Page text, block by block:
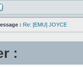
: Re: [EMU] JOYCE
: